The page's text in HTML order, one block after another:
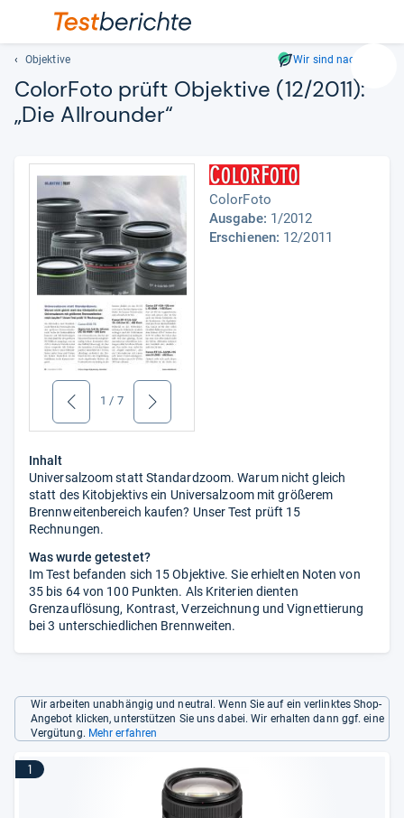
Geben
Objektive Wir sind nachhaltig
Color­Foto prüft Objek­tive (12/2011):
„Die All­roun­der“
zurück 1 / 7 weiter
ColorFoto
Ausgabe: 1/2012
Erschienen: 12/2011
Inhalt
Universalzoom statt Standardzoom. Warum nicht gleich
statt des Kitobjektivs ein Universalzoom mit größerem
Brennweitenbereich kaufen? Unser Test prüft 15
Rechnungen.
Was wurde getestet?
Im Test befanden sich 15 Objektive. Sie erhielten Noten von
35 bis 64 von 100 Punkten. Als Kriterien dienten
Grenzauflösung, Kontrast, Verzeichnung und Vignettierung
bei 3 unterschiedlichen Brennweiten.
Wir arbeiten unabhängig und neutral. Wenn Sie auf ein verlinktes Shop-
Angebot klicken, unterstützen Sie uns dabei. Wir erhalten dann ggf. eine
Vergütung. Mehr erfahren
1